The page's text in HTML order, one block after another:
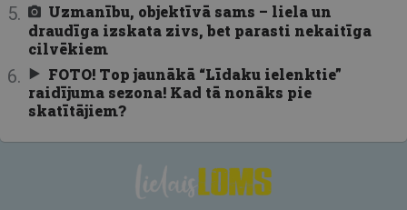
Uzmanību, objektīvā sams – liela un
draudīga izskata zivs, bet parasti nekaitīga
cilvēkiem
FOTO! Top jaunākā “Līdaku ielenktie”
raidījuma sezona! Kad tā nonāks pie
skatītājiem?